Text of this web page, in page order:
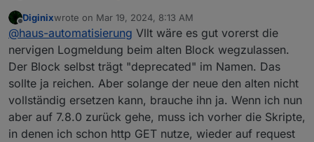
wie ich genau den http get block
benutzen muss, damit ich keinen
Aktuell ist der Timeout fix auf 2000ms
gestellt. Warum dauert es denn so lange
bis zum Response? Das ist ja eine halbe
Ewigkeit. In der nächsten Version mach
ich den Timeout konfigurierbar.
@diginixsagte inJavaScript 7.9.0 - Neue
Objekt- und HTTP-Bausteine:
Wie kann ich denn nun Basic Auth
mithttp://user:pw@ipim http GET
Offline
Diginixwrote on Mar 19, 2024, 8:13 AM
last edited by
@haus-automatisierung Vllt wäre es gut vorerst die
nervigen Logmeldung beim alten Block wegzulassen.
Der Block selbst trägt "deprecated" im Namen. Das
sollte ja reichen. Aber solange der neue den alten nicht
vollständig ersetzen kann, brauche ihn ja. Wenn ich nun
aber auf 7.8.0 zurück gehe, muss ich vorher die Skripte,
in denen ich schon http GET nutze, wieder auf request